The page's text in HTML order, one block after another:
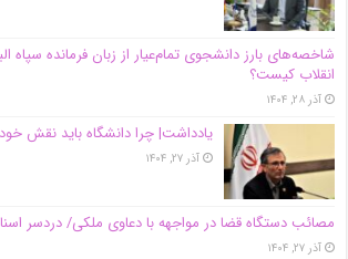
شاخصه‌های بارز دانشجوی تمام‌عیار از زبان فرمانده سپاه
انقلاب کیست؟
آذر ۲۸, ۱۴۰۴
یادداشت| چرا دانشگاه باید نقش خود
آذر ۲۷, ۱۴۰۴
مصائب دستگاه قضا در مواجهه با دعاوی ملکی/ دردسر
آذر ۲۷, ۱۴۰۴